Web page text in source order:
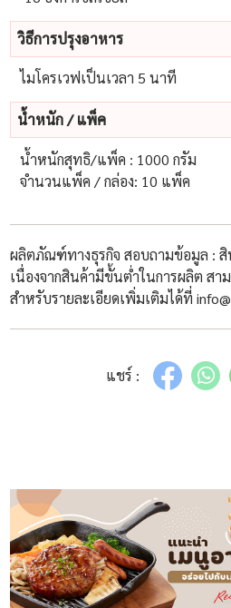
วิธีการปรุงอาหาร
ไมโครเวฟเป็นเวลา 5 นาที
น้ําหนัก / แพ็ค
น้ำหนักสุทธิ/แพ็ค : 1000 กรัม
จำนวนแพ็ค / กล่อง: 10 แพ็ค
ผลิตภัณฑ์ทางธุรกิจ สอบถามข้อมูล : สิ
เนื่องจากสินค้ามีขั้นต่ำในการผลิต ส
สำหรับรายละเอียดเพิ่มเติมได้ที่
แชร์ :